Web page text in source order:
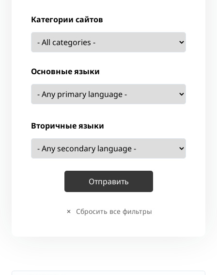
Категории сайтов
Основные языки
Вторичные языки
Сбросить все фильтры